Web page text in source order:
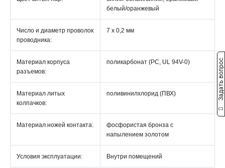
белый/оранжевый
Число и диаметр проволок
проводника:
7 x 0,2 мм
Материал корпуса
разъемов:
поликарбонат (PC, UL 94V-0)
Материал литых
колпачков:
поливинилхлорид (ПВХ)
Материал ножей контакта:
фосфористая бронза с
напылением золотом
Условия эксплуатации: Внутри помещений
Задать вопрос